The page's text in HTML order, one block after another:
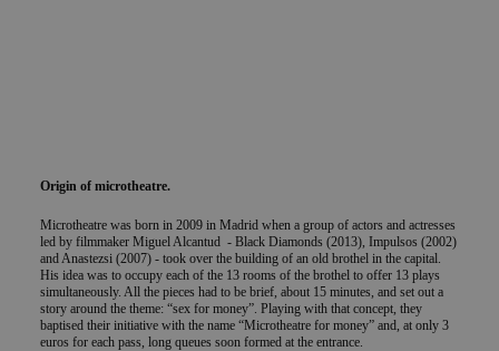
Origin of microtheatre.
Microtheatre was born in 2009 in Madrid when a group of actors and actresses
led by filmmaker Miguel Alcantud - Black Diamonds (2013), Impulsos (2002)
and Anastezsi (2007) - took over the building of an old brothel in the capital.
His idea was to occupy each of the 13 rooms of the brothel to offer 13 plays
simultaneously. All the pieces had to be brief, about 15 minutes, and set out a
story around the theme: “sex for money”. Playing with that concept, they
baptised their initiative with the name “Microtheatre for money” and, at only 3
euros for each pass, long queues soon formed at the entrance.